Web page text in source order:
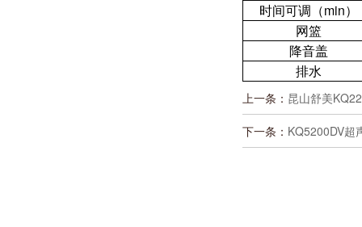
时间可调（min）
网篮
降音盖
排水
上一条： 昆山舒美
下一条： KQ5200DV超